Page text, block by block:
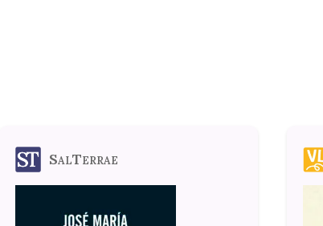
SalTerrae